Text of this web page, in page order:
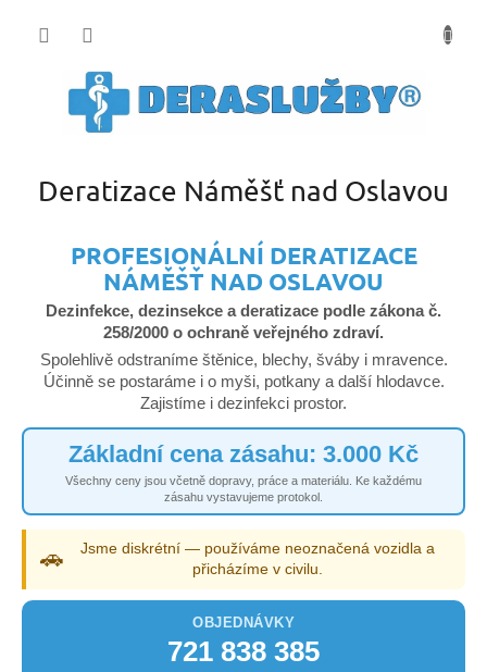
Deratizace Náměšť nad Oslavou
PROFESIONÁLNÍ DERATIZACE
NÁMĚŠŤ NAD OSLAVOU
Dezinfekce, dezinsekce a deratizace podle zákona č.
258/2000 o ochraně veřejného zdraví.
Spolehlivě odstraníme štěnice, blechy, šváby i mravence.
Účinně se postaráme i o myši, potkany a další hlodavce.
Zajistíme i dezinfekci prostor.
Základní cena zásahu: 3.000 Kč
Všechny ceny jsou včetně dopravy, práce a materiálu. Ke každému
zásahu vystavujeme protokol.
🚗
Jsme diskrétní — používáme neoznačená vozidla a
přicházíme v civilu.
OBJEDNÁVKY
721 838 385